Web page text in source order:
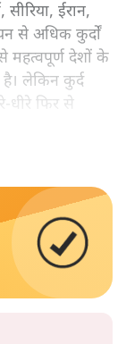
ईरान,
से अधिक कुर्दों
महत्वपूर्ण देशों के
लेकिन कुर्द
धीरे फिर से